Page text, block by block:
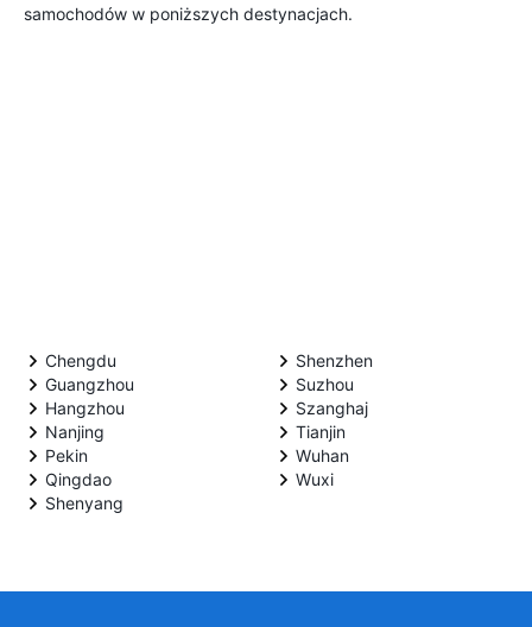
samochodów w poniższych destynacjach.
Chengdu
Guangzhou
Hangzhou
Nanjing
Pekin
Qingdao
Shenyang
Shenzhen
Suzhou
Szanghaj
Tianjin
Wuhan
Wuxi